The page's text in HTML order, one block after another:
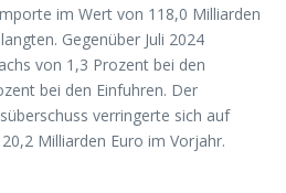
im Wert von 118,0 Milliarden
Gegenüber Juli 2024
von 1,3 Prozent bei den
bei den Einfuhren. Der
verringerte sich auf
Milliarden Euro im Vorjahr.